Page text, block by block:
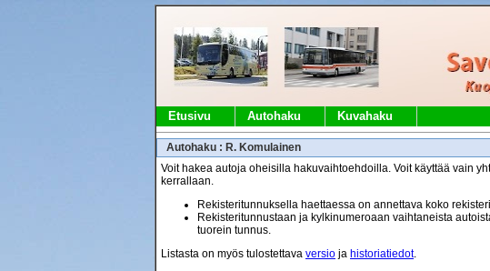
Etusivu Autohaku Kuvahaku
Autohaku : R. Komulainen
Voit hakea autoja oheisilla hakuvaihtoehdoilla. Voit käyttää vain
kerrallaan.
Rekisteritunnuksella haettaessa on annettava koko
Rekisteritunnustaan ja kylkinumeroaan vaihtaneista
tuorein tunnus.
Listasta on myös tulostettava versio ja historiatiedot.